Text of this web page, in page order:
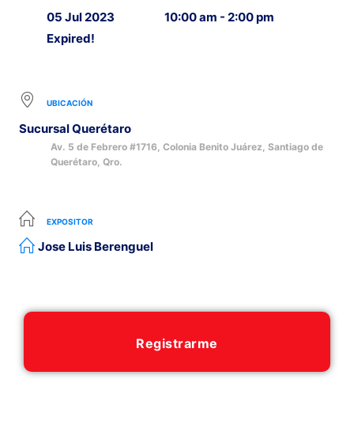
05 Jul 2023
Expired!
10:00 am - 2:00 pm
UBICACIÓN
Sucursal Querétaro
Av. 5 de Febrero #1716, Colonia Benito Juárez, Santiago de
Querétaro, Qro.
EXPOSITOR
Jose Luis Berenguel
Registrarme